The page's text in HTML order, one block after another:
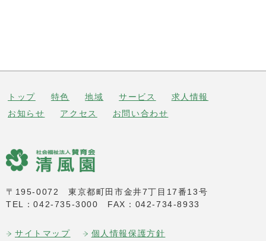
トップ 特色 地域 サービス
求人情報
お知らせ
アクセス お問い合わせ
〒195-0072 東京都町田市金井7丁目17番13号
TEL：042-735-3000 FAX：042-734-8933
サイトマップ 個人情報保護方針